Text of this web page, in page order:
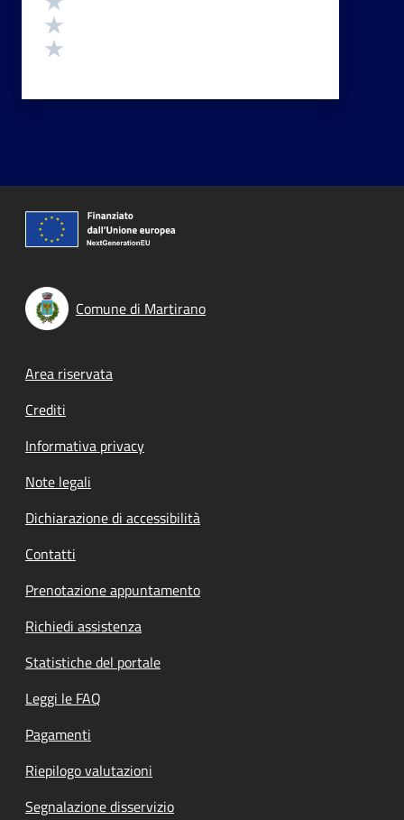
Comune di Martirano
Footer menu
Area riservata
Crediti
Informativa privacy
Note legali
Dichiarazione di accessibilità
Contatti
Prenotazione appuntamento
Richiedi assistenza
Statistiche del portale
Leggi le FAQ
Pagamenti
Riepilogo valutazioni
Segnalazione disservizio